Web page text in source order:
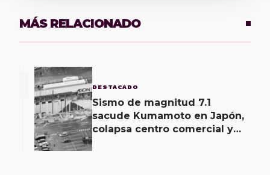
MÁS RELACIONADO
DESTACADO
Sismo de magnitud 7.1
sacude Kumamoto en Japón,
colapsa centro comercial y